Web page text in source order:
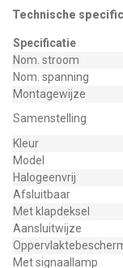
Technische
Specificatie
Nom. stroom
Nom. spanning
Montagewijze
Samenstelling
Kleur
Model
Halogeenvrij
Afsluitbaar
Met klapdeksel
Aansluitwijze
Met signaallamp